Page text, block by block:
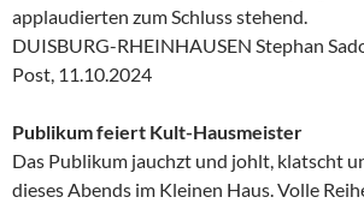
applaudierten zum Schluss stehend.
DUISBURG-RHEINHAUSEN Stephan
Post, 11.10.2024
Publikum feiert Kult-Hausmeister
Das Publikum jauchzt und johlt, klatscht
dieses Abends im Kleinen Haus. Volle